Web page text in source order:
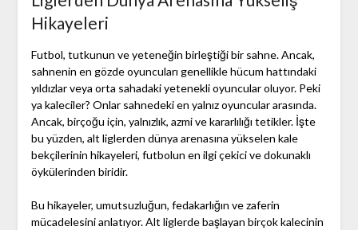
Hikayeleri
Futbol, tutkunun ve yeteneğin birleştiği bir sahne. Ancak,
sahnenin en gözde oyuncuları genellikle hücum hattındaki
yıldızlar veya orta sahadaki yetenekli oyuncular oluyor. Peki
ya kaleciler? Onlar sahnedeki en yalnız oyuncular arasında.
Ancak, birçoğu için, yalnızlık, azmi ve kararlılığı tetikler. İşte
bu yüzden, alt liglerden dünya arenasına yükselen kale
bekçilerinin hikayeleri, futbolun en ilgi çekici ve dokunaklı
öykülerinden biridir.
Bu hikayeler, umutsuzluğun, fedakarlığın ve zaferin
mücadelesini anlatıyor. Alt liglerde başlayan birçok kalecinin